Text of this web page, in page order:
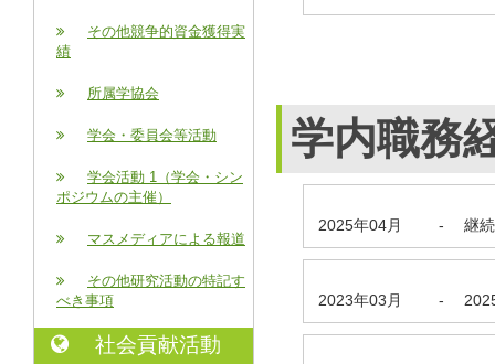
その他競争的資金獲得実
績
所属学協会
学会・委員会等活動
学会活動 1（学会・シン
ポジウムの主催）
マスメディアによる報道
その他研究活動の特記す
べき事項
社会貢献活動
学内職務
2025年04月 - 継
2023年03月 -